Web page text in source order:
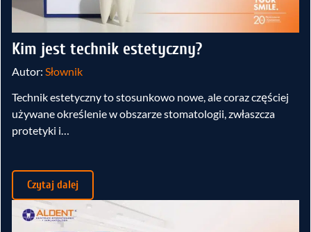
Kim jest technik estetyczny?
Autor: Słownik
Technik estetyczny to stosunkowo nowe, ale coraz częściej
używane określenie w obszarze stomatologii, zwłaszcza
protetyki i…
Czytaj dalej